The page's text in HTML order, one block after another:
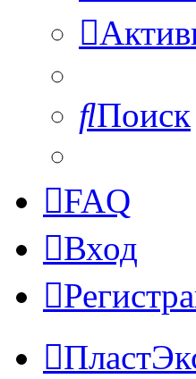
Поиск
FAQ
Вход